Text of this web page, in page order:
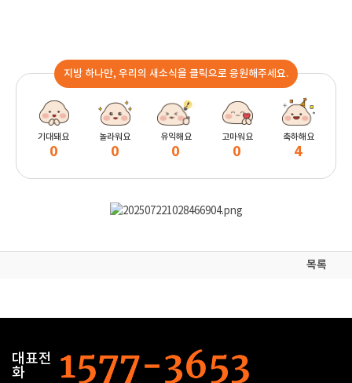
지방 하나만, 우리의 새소식을 클릭으로 응원해주세요.
기대돼요
0
놀라워요
0
유익해요
0
고마워요
0
축하해요
4
목록
대표전
화